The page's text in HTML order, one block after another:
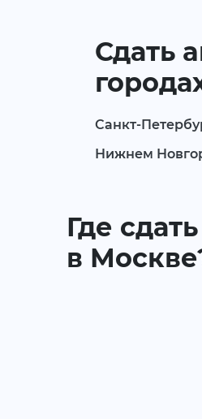
Сдать
Санкт-
Нижнем
Где
в